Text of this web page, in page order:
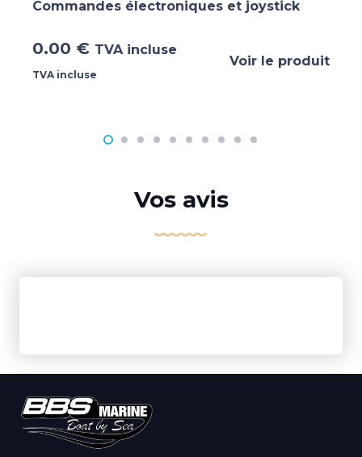
Commandes électroniques et joystick
0.00 € TVA incluse
TVA incluse
Voir le produit
Vos avis